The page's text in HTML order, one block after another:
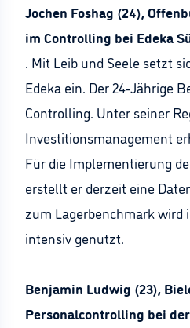
Jochen Foshag (24),
im Controlling bei Edeka
. Mit Leib und Seele setzt
Edeka ein. Der 24-Jährige
Controlling. Unter seiner
Investitionsmanagement
Für die Implementierung
erstellt er derzeit eine
zum Lagerbenchmark wird
intensiv genutzt.
Benjamin Ludwig (23),
Personalcontrolling bei